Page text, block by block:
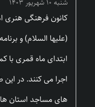
شنبه ۱۰ شهریور ۱۴۰۳
کانون فرهنگی
(علیها السلام) و
ابتدای ماه قمری با
اجرا می کنند. در
های مساجد استان